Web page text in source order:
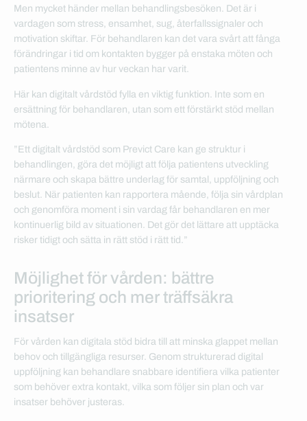
Men mycket händer mellan behandlingsbesöken. Det är i
vardagen som stress, ensamhet, sug, återfallssignaler och
motivation skiftar. För behandlaren kan det vara svårt att fånga
förändringar i tid om kontakten bygger på enstaka möten och
patientens minne av hur veckan har varit.
Här kan digitalt vårdstöd fylla en viktig funktion. Inte som en
ersättning för behandlaren, utan som ett förstärkt stöd mellan
mötena.
”Ett digitalt vårdstöd som Previct Care kan ge struktur i
behandlingen, göra det möjligt att följa patientens utveckling
närmare och skapa bättre underlag för samtal, uppföljning och
beslut. När patienten kan rapportera mående, följa sin vårdplan
och genomföra moment i sin vardag får behandlaren en mer
kontinuerlig bild av situationen. Det gör det lättare att upptäcka
risker tidigt och sätta in rätt stöd i rätt tid.”
Möjlighet för vården: bättre
prioritering och mer träffsäkra
insatser
För vården kan digitala stöd bidra till att minska glappet mellan
behov och tillgängliga resurser. Genom strukturerad digital
uppföljning kan behandlare snabbare identifiera vilka patienter
som behöver extra kontakt, vilka som följer sin plan och var
insatser behöver justeras.